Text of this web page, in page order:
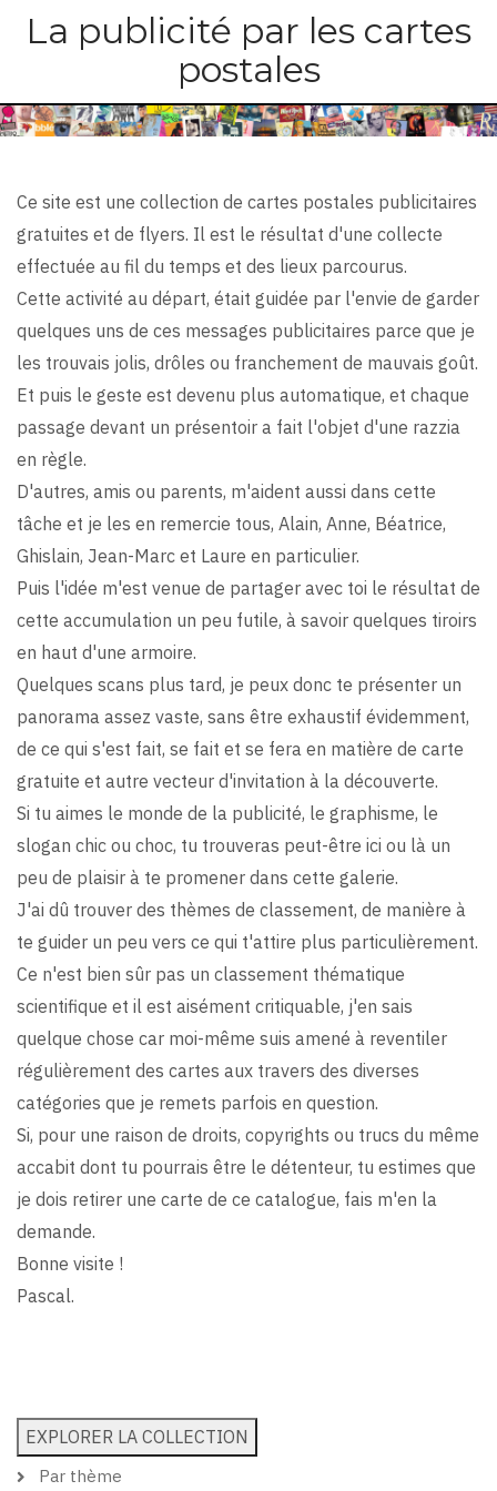
Skip
content
La publicité par les cartes
postales
Ce site est une collection de cartes postales publicitaires
gratuites et de flyers. Il est le résultat d'une collecte
effectuée au fil du temps et des lieux parcourus.
Cette activité au départ, était guidée par l'envie de garder
quelques uns de ces messages publicitaires parce que je
les trouvais jolis, drôles ou franchement de mauvais goût.
Et puis le geste est devenu plus automatique, et chaque
passage devant un présentoir a fait l'objet d'une razzia
en règle.
D'autres, amis ou parents, m'aident aussi dans cette
tâche et je les en remercie tous, Alain, Anne, Béatrice,
Ghislain, Jean-Marc et Laure en particulier.
Puis l'idée m'est venue de partager avec toi le résultat de
cette accumulation un peu futile, à savoir quelques tiroirs
en haut d'une armoire.
Quelques scans plus tard, je peux donc te présenter un
panorama assez vaste, sans être exhaustif évidemment,
de ce qui s'est fait, se fait et se fera en matière de carte
gratuite et autre vecteur d'invitation à la découverte.
Si tu aimes le monde de la publicité, le graphisme, le
slogan chic ou choc, tu trouveras peut-être ici ou là un
peu de plaisir à te promener dans cette galerie.
J'ai dû trouver des thèmes de classement, de manière à
te guider un peu vers ce qui t'attire plus particulièrement.
Ce n'est bien sûr pas un classement thématique
scientifique et il est aisément critiquable, j'en sais
quelque chose car moi-même suis amené à reventiler
régulièrement des cartes aux travers des diverses
catégories que je remets parfois en question.
Si, pour une raison de droits, copyrights ou trucs du même
accabit dont tu pourrais être le détenteur, tu estimes que
je dois retirer une carte de ce catalogue, fais m'en la
demande.
Bonne visite !
Pascal.
MENU
DROIT
EXPLORER LA COLLECTION
Par thème